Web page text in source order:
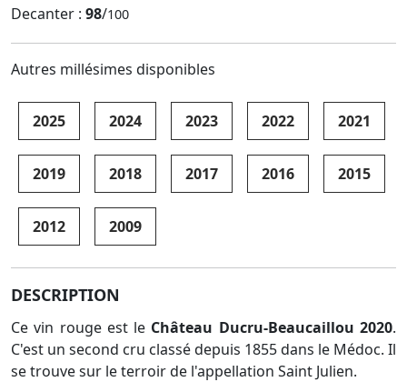
Decanter : 98/100
Autres millésimes disponibles
2025 2024 2023 2022 2021
2019 2018 2017 2016 2015
2012 2009
DESCRIPTION
Ce vin rouge est le Château Ducru-Beaucaillou 2020.
C'est un second cru classé depuis 1855 dans le Médoc. Il
se trouve sur le terroir de l'appellation Saint Julien.